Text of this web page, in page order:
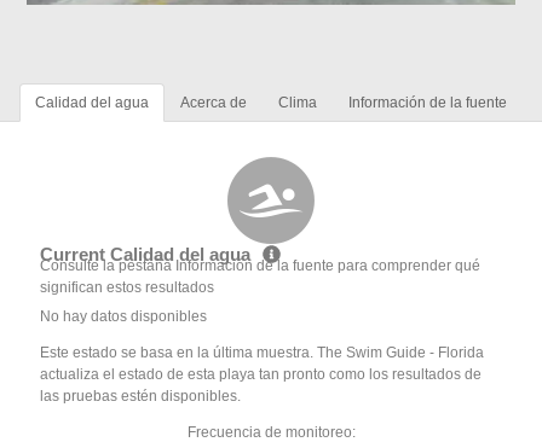
Calidad del agua Acerca de Clima Información de la fuente
Current Calidad del agua
Consulte la pestaña Información de la fuente para comprender qué
significan estos resultados
No hay datos disponibles
Este estado se basa en la última muestra. The Swim Guide - Florida
actualiza el estado de esta playa tan pronto como los resultados de
las pruebas estén disponibles.
Frecuencia de monitoreo: